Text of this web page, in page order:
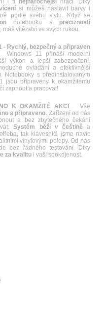
i ti nejnáročnější
hráči. Díky
si můžeš nastavit barvy i
podle svého stylu. Když se
notebooku s precizností
máš vítězství ve svých rukou.
- Rychlý, bezpečný a připraven
11 přináší moderní
výkon a lepší zabezpečení.
ovládání a efektivnější
Notebooky s předinstalovaným
jsou připraveny k okamžitému
zapnout a pracovat!
K OKAMŽITÉ AKCI
Vše
a připraveno. Zařízení od nás
a bez zbytečného čekání
Systém běží v češtině a
tak klávesnici jsme navíc
vinylovými polepy. Od nás
bez řádného testování. Díky
za kvalitu i vaši spokojenost.